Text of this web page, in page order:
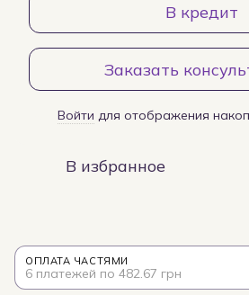
В кредит
Заказать
Войти для отображения
В избранное
ОПЛАТА ЧАСТЯМИ
6 платежей по 482.67 грн